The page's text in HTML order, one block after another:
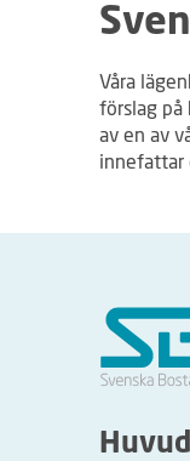
Våra
förslag på
av en av
innefattar